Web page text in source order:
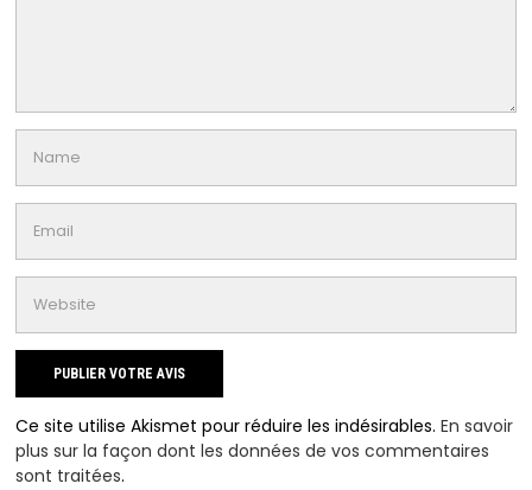
Ce site utilise Akismet pour réduire les indésirables.En savoir
plus sur la façon dont les données de vos commentaires
sont traitées.